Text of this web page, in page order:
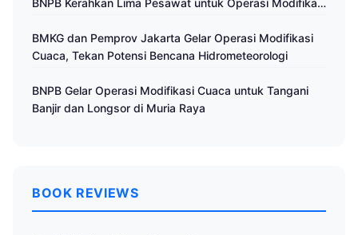
BNPB Kerahkan Lima Pesawat untuk Operasi Modifikasi
BMKG dan Pemprov Jakarta Gelar Operasi Modifikasi
Cuaca, Tekan Potensi Bencana Hidrometeorologi
BNPB Gelar Operasi Modifikasi Cuaca untuk Tangani
Banjir dan Longsor di Muria Raya
BOOK REVIEWS